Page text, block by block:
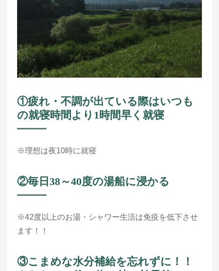
①疲れ・不調が出ている際はいつも
の就寝時間より1時間早く就寝
※理想は夜10時に就寝
②毎日38～40度の湯船に浸かる
※42度以上のお湯・シャワー生活は免疫を低下させ
ます！！
③こまめな水分補給を忘れずに！！